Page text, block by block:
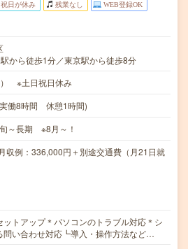
祝日が休み 残業なし WEB登録OK
から徒歩1分／東京駅から徒歩8分
） ※土日祝日休み
働8時間 休憩1時間)
～長期 ※8月～！
例：336,000円＋別途交通費（月21日就
ットアップ＊パソコンのトラブル対応＊シ
問い合わせ対応┗導入・操作方法など…